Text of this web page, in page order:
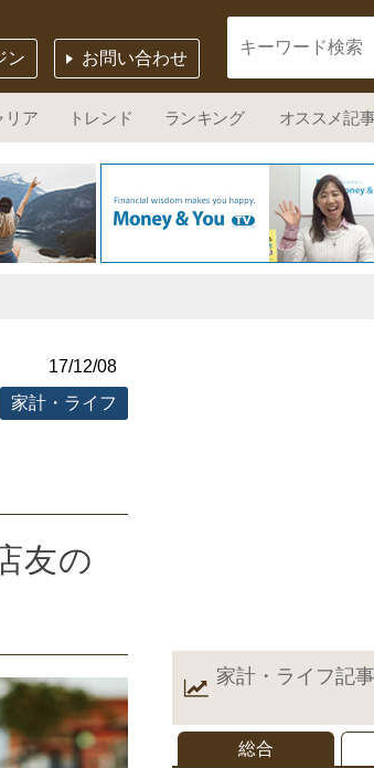
お問い合わせ
ン
リア トレンド ランキング オススメ記
17/12/08
家計・ライフ
友の
家計・ライフ記事
総合